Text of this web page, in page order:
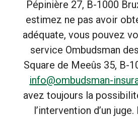
Pépinière 27, B-1000
estimez ne pas avoir
adéquate, vous pouvez
service Ombudsman
Square de Meeûs 35, B-
info@ombudsman-
avez toujours la
l’intervention d’un